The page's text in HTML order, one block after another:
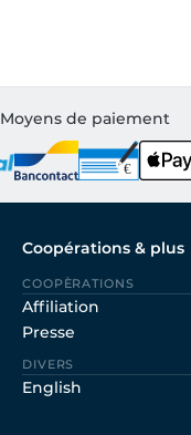
Moyens de paiement
Coopérations & plus
COOPÈRATIONS
Affiliation
Presse
DIVERS
English